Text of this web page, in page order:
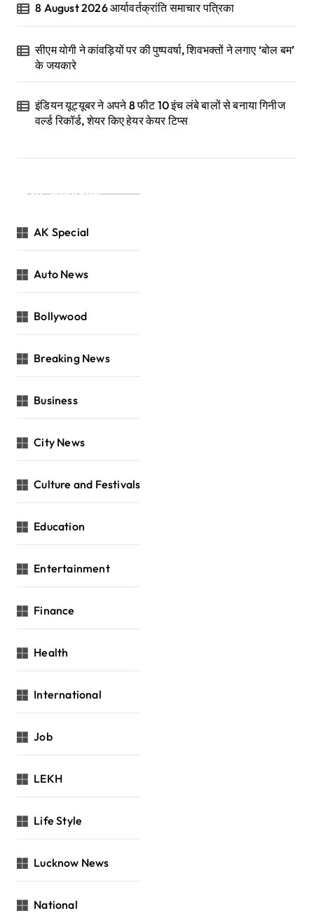
8 August 2026 आर्यावर्तक्रांति समाचार पत्रिका
सीएम योगी ने कांवड़ियों पर की पुष्पवर्षा, शिवभक्तों ने लगाए ‘बोल बम’
के जयकारे
इंडियन यूट्यूबर ने अपने 8 फीट 10 इंच लंबे बालों से बनाया गिनीज
वर्ल्ड रिकॉर्ड, शेयर किए हेयर केयर टिप्स
Categories
AK Special
Auto News
Bollywood
Breaking News
Business
City News
Culture and Festivals
Education
Entertainment
Finance
Health
International
Job
LEKH
Life Style
Lucknow News
National